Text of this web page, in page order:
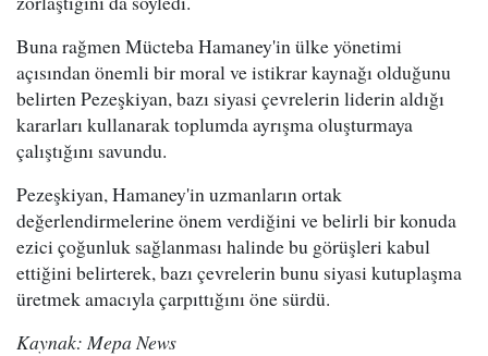
Buna rağmen Mücteba Hamaney'in ülke yönetimi
açısından önemli bir moral ve istikrar kaynağı olduğunu
belirten Pezeşkiyan, bazı siyasi çevrelerin liderin aldığı
kararları kullanarak toplumda ayrışma oluşturmaya
çalıştığını savundu.
Pezeşkiyan, Hamaney'in uzmanların ortak
değerlendirmelerine önem verdiğini ve belirli bir konuda
ezici çoğunluk sağlanması halinde bu görüşleri kabul
ettiğini belirterek, bazı çevrelerin bunu siyasi kutuplaşma
üretmek amacıyla çarpıttığını öne sürdü.
Kaynak: Mepa News